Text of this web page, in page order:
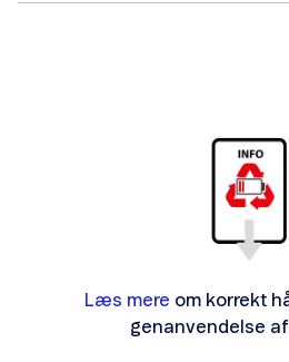
Læs mere om korrekt
genanvendelse